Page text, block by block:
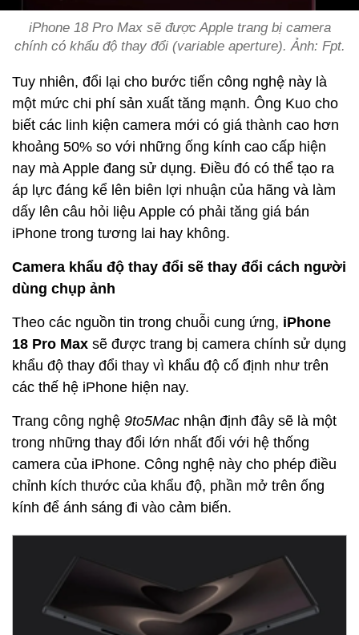
iPhone 18 Pro Max sẽ được Apple trang bị camera
chính có khẩu độ thay đổi (variable aperture). Ảnh: Fpt.
Tuy nhiên, đổi lại cho bước tiến công nghệ này là
một mức chi phí sản xuất tăng mạnh. Ông Kuo cho
biết các linh kiện camera mới có giá thành cao hơn
khoảng 50% so với những ống kính cao cấp hiện
nay mà Apple đang sử dụng. Điều đó có thể tạo ra
áp lực đáng kể lên biên lợi nhuận của hãng và làm
dấy lên câu hỏi liệu Apple có phải tăng giá bán
iPhone trong tương lai hay không.
Camera khẩu độ thay đổi sẽ thay đổi cách người
dùng chụp ảnh
Theo các nguồn tin trong chuỗi cung ứng, iPhone
18 Pro Max sẽ được trang bị camera chính sử dụng
khẩu độ thay đổi thay vì khẩu độ cố định như trên
các thế hệ iPhone hiện nay.
Trang công nghệ 9to5Mac nhận định đây sẽ là một
trong những thay đổi lớn nhất đối với hệ thống
camera của iPhone. Công nghệ này cho phép điều
chỉnh kích thước của khẩu độ, phần mở trên ống
kính để ánh sáng đi vào cảm biến.